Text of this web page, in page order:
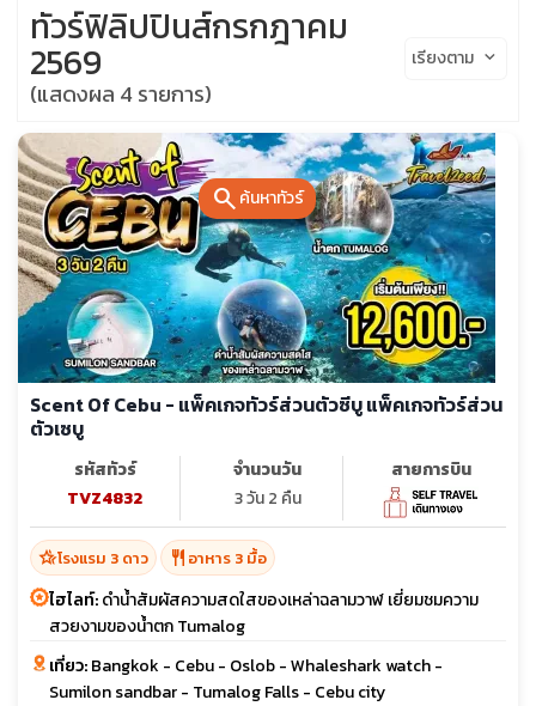
calendar_month
searchค้นหาทัวร์
ทัวร์ฟิลิปปินส์กรกฎาคม
2569
(แสดงผล 4 รายการ)
เรียงตาม keyboard_arrow_down
Scent Of Cebu - แพ็คเกจทัวร์ส่วนตัวซีบู แพ็คเกจทัวร์ส่วน
ตัวเซบู
รหัสทัวร์
TVZ4832
จำนวนวัน
3 วัน 2 คืน
สายการบิน
hotel_classโรงแรม 3 ดาว restaurant อาหาร 3 มื้อ
ไฮไลท์:ดำน้ำสัมผัสความสดใสของเหล่าฉลามวาฬ เยี่ยมชมความ
สวยงามของนํ้าตก Tumalog
เที่ยว:Bangkok - Cebu - Oslob - Whaleshark watch -
Sumilon sandbar - Tumalog Falls - Cebu city